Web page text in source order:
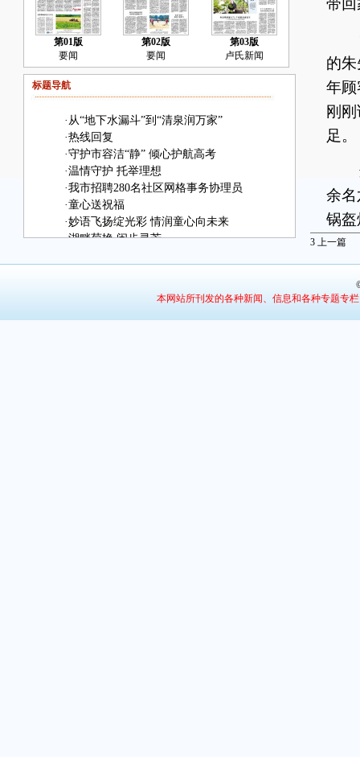
第01版
要闻
第02版
要闻
第03版
卢氏新闻
标题导航
· 从“地下水漏斗”到“清泉润万家”
·热线回复
·守护市容洁“静” 倾心护航高考
·温情守护 托举理想
·我市招聘280名社区网格事务协理员
·童心送祝福
·妙语飞扬绽光彩 情润童心向未来
·湖畔菊艳 闲步寻芳
带
的
年顾
刚
足。
余
锅
合不
家
起，
3 上一篇
本网站所刊发的各种新闻、信息和各种专题专